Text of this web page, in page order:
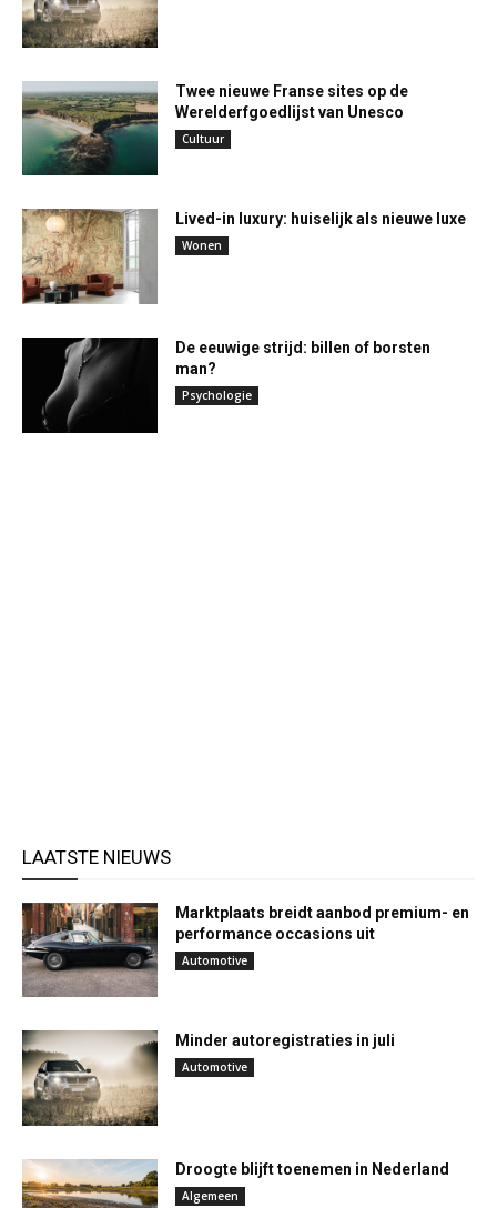
Twee nieuwe Franse sites op de
Werelderfgoedlijst van Unesco
Cultuur
Lived-in luxury: huiselijk als nieuwe luxe
Wonen
De eeuwige strijd: billen of borsten
man?
Psychologie
LAATSTE NIEUWS
Marktplaats breidt aanbod premium- en
performance occasions uit
Automotive
Minder autoregistraties in juli
Automotive
Droogte blijft toenemen in Nederland
Algemeen